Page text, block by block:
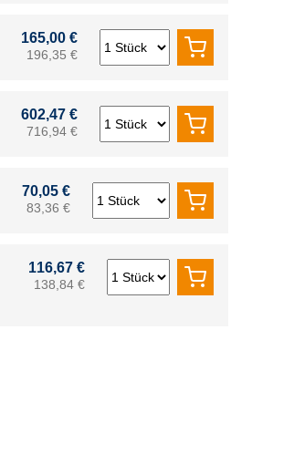
165,00 €
196,35 €
602,47 €
716,94 €
70,05 €
83,36 €
116,67 €
138,84 €